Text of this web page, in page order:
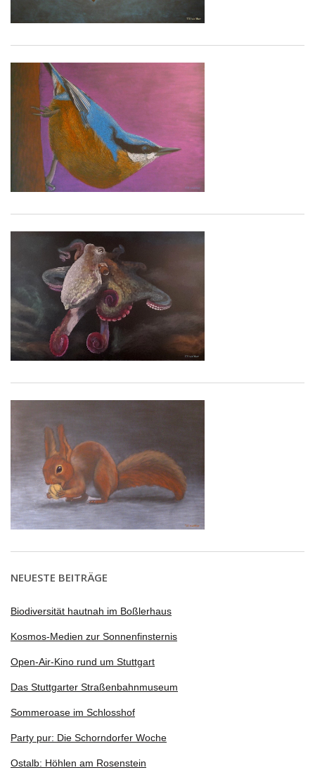
NEUESTE BEITRÄGE
Biodiversität hautnah im Boßlerhaus
Kosmos-Medien zur Sonnenfinsternis
Open-Air-Kino rund um Stuttgart
Das Stuttgarter Straßenbahnmuseum
Sommeroase im Schlosshof
Party pur: Die Schorndorfer Woche
Ostalb: Höhlen am Rosenstein